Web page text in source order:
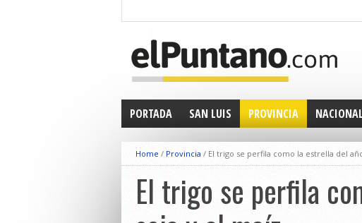
PORTADA SAN LUIS PROVINCIA NACIONAL
Home / Provincia / El trigo se perfila como la estrella del
El trigo se perfila